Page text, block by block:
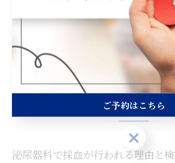
コミやホームページで情報を集め、
い合わせてみることをおすすめします
採血は泌尿器科受診
泌尿器科で採血が行われる理由と
ご予約はこちら
ご予約はこちら